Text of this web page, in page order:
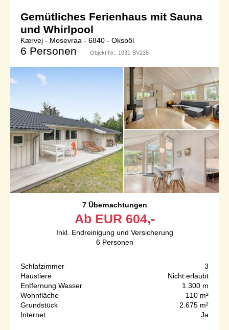
Gemütliches Ferienhaus mit Sauna
und Whirlpool
Kærvej - Mosevraa - 6840 - Oksböl
6 Personen Objekt Nr.: 1031-BV235
7 Übernachtungen
Ab EUR 604,-
Inkl. Endreinigung und Versicherung
6 Personen
Schlafzimmer
3
Haustiere
Nicht erlaubt
Entfernung Wasser
1.300 m
Wohnfläche
110 m²
Grundstück
2.675 m²
Internet
Ja